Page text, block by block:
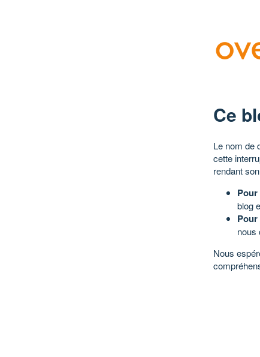
Ce
Le nom de
cette
rendant
blog
nous
Nous